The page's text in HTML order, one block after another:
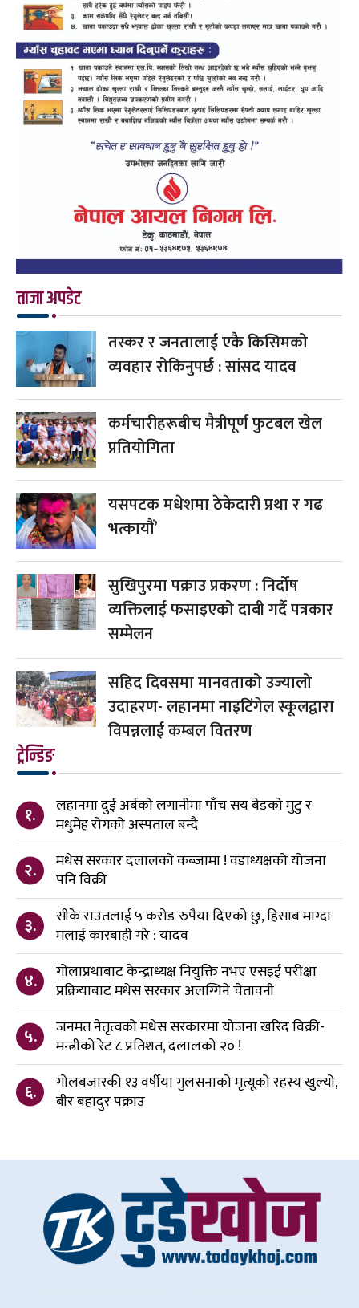
ताजा अपडेट
तस्कर र जनतालाई एकै किसिमको
व्यवहार रोकिनुपर्छ : सांसद यादव
कर्मचारीहरूबीच मैत्रीपूर्ण फुटबल खेल
प्रतियोगिता
यसपटक मधेशमा ठेकेदारी प्रथा र गढ
भत्कायौं’
सुखिपुरमा पक्राउ प्रकरण : निर्दोष
व्यक्तिलाई फसाइएको दाबी गर्दै पत्रकार
सम्मेलन
सहिद दिवसमा मानवताको उज्यालो
उदाहरण- लहानमा नाइटिंगेल स्कूलद्वारा
विपन्नलाई कम्बल वितरण
ट्रेन्डिङ
१.
लहानमा दुई अर्बको लगानीमा पाँच सय बेडको मुटु र
मधुमेह रोगको अस्पताल बन्दै
२.
मधेस सरकार दलालको कब्जामा ! वडाध्यक्षको योजना
पनि विक्री
३.
सीके राउतलाई ५ करोड रुपैया दिएको छु, हिसाब माग्दा
मलाई कारबाही गरे : यादव
४.
गोलाप्रथाबाट केन्द्राध्यक्ष नियुक्ति नभए एसइई परीक्षा
प्रक्रियाबाट मधेस सरकार अलग्गिने चेतावनी
५.
जनमत नेतृत्वको मधेस सरकारमा योजना खरिद विक्री-
मन्त्रीको रेट ८ प्रतिशत, दलालको २० !
६.
गोलबजारकी १३ वर्षीया गुलसनाको मृत्यूको रहस्य खुल्यो,
बीर बहादुर पक्राउ